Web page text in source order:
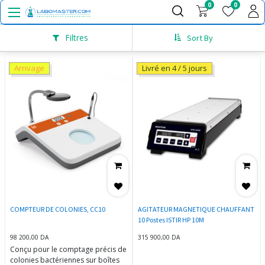
0 0
Filtres Sort By
Arrivage
COMPTEUR DE COLONIES, CC10
98 200,00 DA
Conçu pour le comptage précis de
colonies bactériennes sur boîtes
Livré en 4 / 5 jours
AGITATEUR MAGNETIQUE CHAUFFANT
10 Postes ISTIR HP 10M
315 900,00 DA